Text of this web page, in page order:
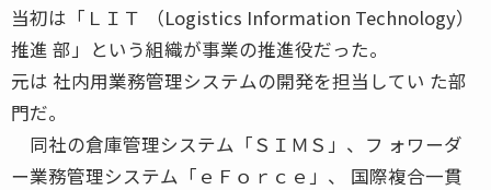
当初は「ＬＩＴ （Logistics Information Technology）
推進 部」という組織が事業の推進役だった。
元は 社内用業務管理システムの開発を担当してい た部
門だ。
同社の倉庫管理システム「ＳＩＭＳ」、フ ォワーダ
ー業務管理システム「ｅＦｏｒｃｅ」、 国際複合一貫